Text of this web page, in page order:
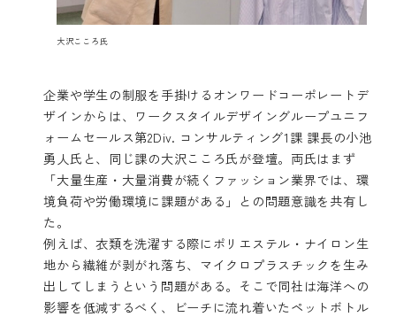
大沢こころ氏
企業や学生の制服を手掛けるオンワードコーポレートデ
ザインからは、ワークスタイルデザイングループユニフ
ォームセールス第2Div. コンサルティング1課 課長の小池
勇人氏と、同じ課の大沢こころ氏が登壇。両氏はまず
「大量生産・大量消費が続くファッション業界では、環
境負荷や労働環境に課題がある」との問題意識を共有し
た。
例えば、衣類を洗濯する際にポリエステル・ナイロン生
地から繊維が剥がれ落ち、マイクロプラスチックを生み
出してしまうという問題がある。そこで同社は海洋への
影響を低減するべく、ビーチに流れ着いたペットボトル